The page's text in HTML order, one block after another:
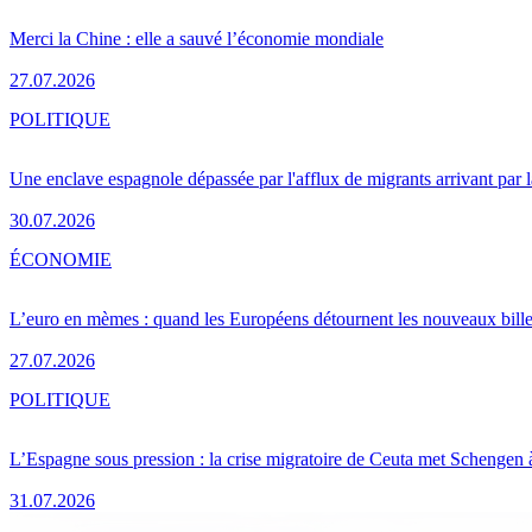
Merci la Chine : elle a sauvé l’économie mondiale
27.07.2026
Une enclave espagnole dépassée par l'afflux de migrants arrivant par
30.07.2026
POLITIQUE
L’euro en mèmes : quand les Européens détournent les nouveaux
27.07.2026
ÉCONOMIE
L’Espagne sous pression : la crise migratoire de Ceuta met Schengen
31.07.2026
POLITIQUE